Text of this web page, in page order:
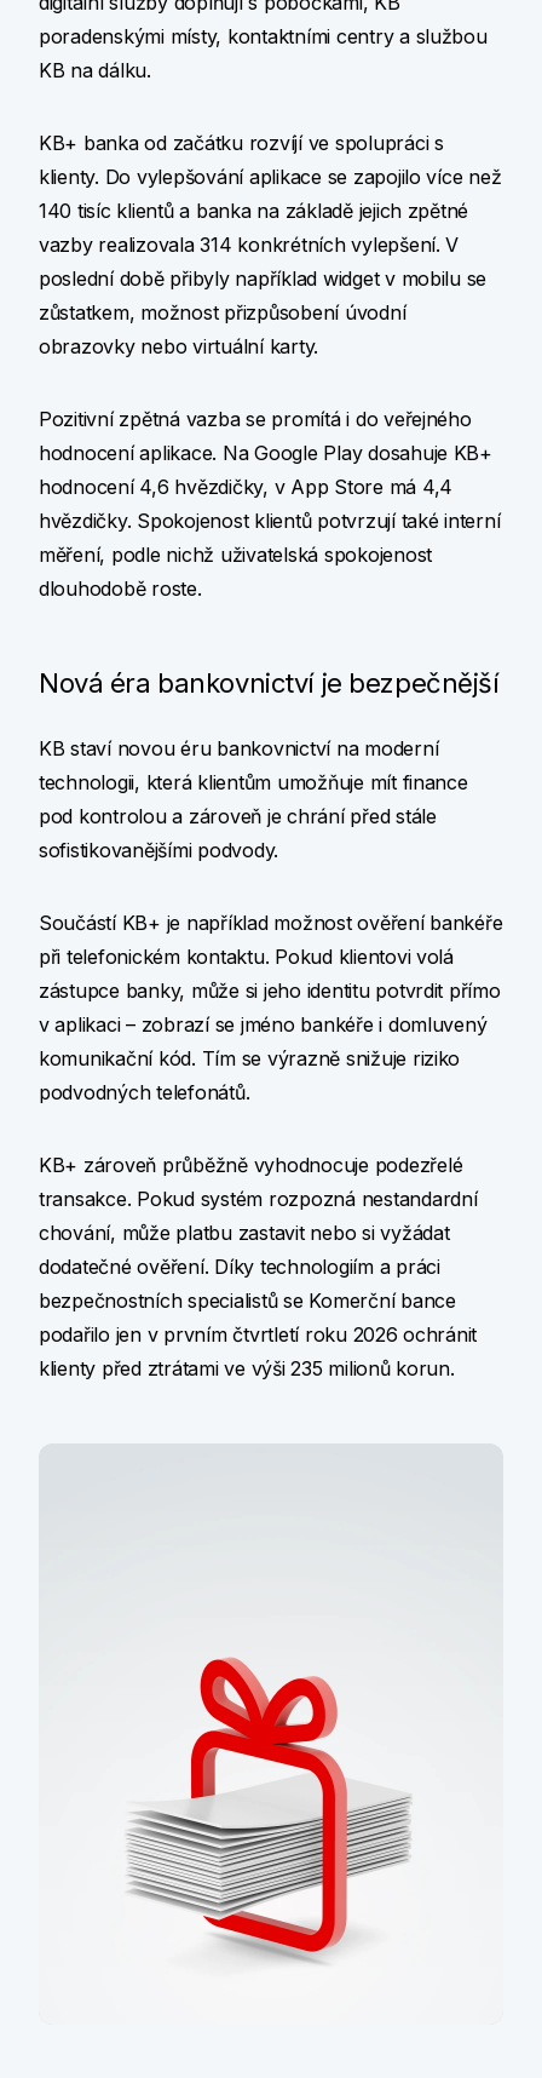
poradenskými místy, kontaktními centry a službou
KB na dálku.
KB+ banka od začátku rozvíjí ve spolupráci s
klienty. Do vylepšování aplikace se zapojilo více než
140 tisíc klientů a banka na základě jejich zpětné
vazby realizovala 314 konkrétních vylepšení. V
poslední době přibyly například widget v mobilu se
zůstatkem, možnost přizpůsobení úvodní
obrazovky nebo virtuální karty.
Pozitivní zpětná vazba se promítá i do veřejného
hodnocení aplikace. Na Google Play dosahuje KB+
hodnocení 4,6 hvězdičky, v App Store má 4,4
hvězdičky. Spokojenost klientů potvrzují také interní
měření, podle nichž uživatelská spokojenost
dlouhodobě roste.
Nová éra bankovnictví je bezpečnější
KB staví novou éru bankovnictví na moderní
technologii, která klientům umožňuje mít finance
pod kontrolou a zároveň je chrání před stále
sofistikovanějšími podvody.
Součástí KB+ je například možnost ověření bankéře
při telefonickém kontaktu. Pokud klientovi volá
zástupce banky, může si jeho identitu potvrdit přímo
v aplikaci – zobrazí se jméno bankéře i domluvený
komunikační kód. Tím se výrazně snižuje riziko
podvodných telefonátů.
KB+ zároveň průběžně vyhodnocuje podezřelé
transakce. Pokud systém rozpozná nestandardní
chování, může platbu zastavit nebo si vyžádat
dodatečné ověření. Díky technologiím a práci
bezpečnostních specialistů se Komerční bance
podařilo jen v prvním čtvrtletí roku 2026 ochránit
klienty před ztrátami ve výši 235 milionů korun.